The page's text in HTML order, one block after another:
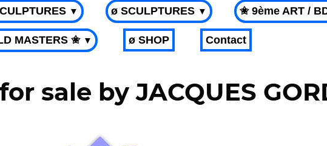
▼ ø SCULPTURES ▼ ✬ 9ème ART /
MASTERS ✬ ▼ ø SHOP Contact
sale by JACQUES